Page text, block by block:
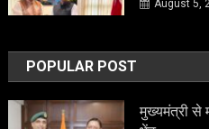
August 5,
POPULAR POST
मुख्यमंत्री से